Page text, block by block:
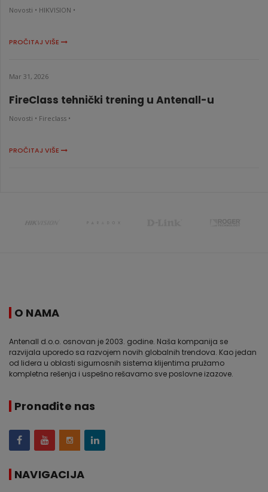
Novosti • HIKVISION •
PROČITAJ VIŠE
Mar 31, 2026
FireClass tehnički trening u Antenall-u
Novosti • Fireclass •
PROČITAJ VIŠE
O NAMA
Antenall d.o.o. osnovan je 2003. godine. Naša kompanija se
razvijala uporedo sa razvojem novih globalnih trendova. Kao jedan
od lidera u oblasti sigurnosnih sistema klijentima pružamo
kompletna rešenja i uspešno rešavamo sve poslovne izazove.
Pronađite nas
NAVIGACIJA